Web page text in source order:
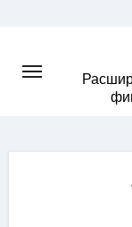
content